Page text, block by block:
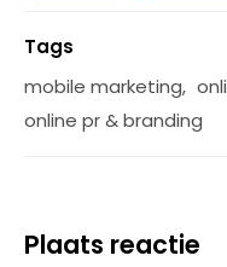
Tags
mobile marketing,
online pr & branding
Plaats reactie